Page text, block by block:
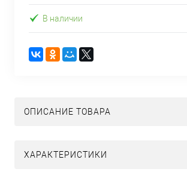
В наличии
ОПИСАНИЕ ТОВАРА
ХАРАКТЕРИСТИКИ